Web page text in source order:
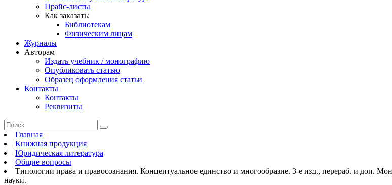
Прайс-листы
Как заказать:
Библиотекам
Физическим лицам
Журналы
Авторам
Издать учебник / монографию
Опубликовать статью
Образец оформления статьи
Контакты
Контакты
Реквизиты
Главная
Книжная продукция
Юридическая литература
Общие вопросы
Типологии права и правосознания. Концептуальное единство и многообразие. 3-е изд., перераб. и
науки.